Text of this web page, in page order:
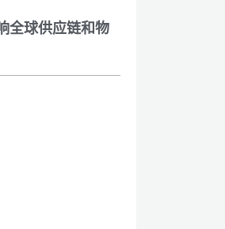
全球供应链和物